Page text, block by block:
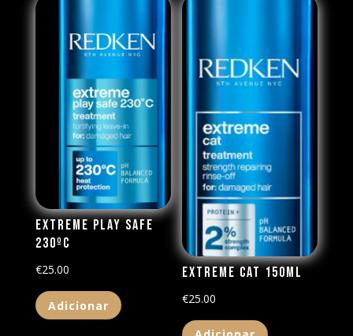
Extreme Play Safe
230ºc
€25.00
Adicionar
Extreme CAT 150ML
€25.00